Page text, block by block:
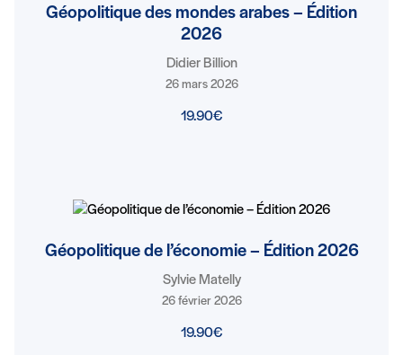
Géopolitique des mondes arabes – Édition
2026
Didier Billion
26 mars 2026
19.90€
Géopolitique de l’économie – Édition 2026
Sylvie Matelly
26 février 2026
19.90€